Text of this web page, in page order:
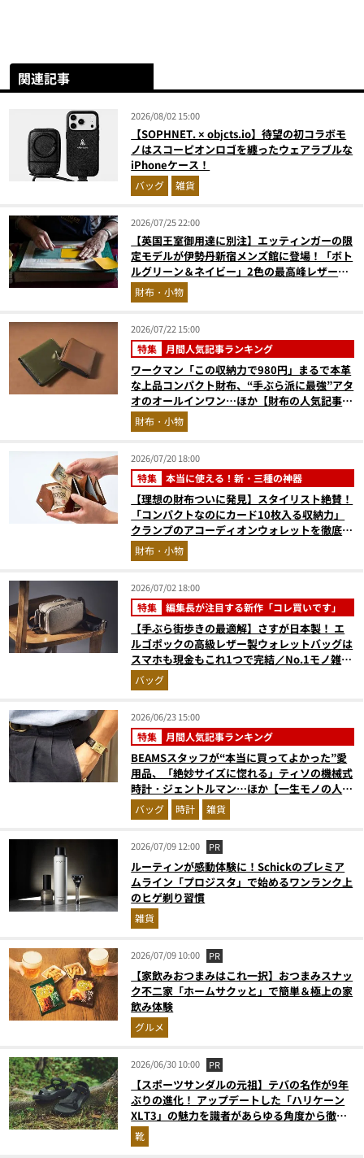
関連記事
2026/08/02 15:00
【SOPHNET. × objcts.io】待望の初コラボモ
ノはスコーピオンロゴを纏ったウェアラブルな
iPhoneケース！
バッグ 雑貨
2026/07/25 22:00
【英国王室御用達に別注】エッティンガーの限
定モデルが伊勢丹新宿メンズ館に登場！「ボト
ルグリーン＆ネイビー」2色の最高峰レザーグ
ッズに注目
財布・小物
2026/07/22 15:00
特集 月間人気記事ランキング
ワークマン「この収納力で980円」まるで本革
な上品コンパクト財布、“手ぶら派に最強”アタ
オのオールインワン…ほか【財布の人気記事ラ
ンキングベスト3】（2026年6月版）
財布・小物
2026/07/20 18:00
特集 本当に使える！新・三種の神器
【理想の財布ついに発見】スタイリスト絶賛！
「コンパクトなのにカード10枚入る収納力」
クランプのアコーディオンウォレットを徹底レ
ビュー。使い込むほどにツヤが出るプエブロレ
ザーも優秀
財布・小物
2026/07/02 18:00
特集 編集長が注目する新作「コレ買いです」
【手ぶら街歩きの最適解】さすが日本製！ エ
ルゴポックの高級レザー製ウォレットバッグは
スマホも現金もこれ1つで完結／No.1モノ雑誌
編集長のお墨付き『コレ買いです』Vol.168
バッグ
2026/06/23 15:00
特集 月間人気記事ランキング
BEAMSスタッフが“本当に買ってよかった”愛
用品、「絶妙サイズに惚れる」ティソの機械式
時計・ジェントルマン…ほか【一生モノの人気
記事ランキングベスト3】（2026年5月版）
バッグ 時計 雑貨
2026/07/09 12:00 PR
ルーティンが感動体験に！Schickのプレミア
ムライン「プロジスタ」で始めるワンランク上
のヒゲ剃り習慣
雑貨
2026/07/09 10:00 PR
【家飲みおつまみはこれ一択】おつまみスナッ
ク不二家「ホームサクッと」で簡単＆極上の家
飲み体験
グルメ
2026/06/30 10:00 PR
【スポーツサンダルの元祖】テバの名作が9年
ぶりの進化！ アップデートした「ハリケーン
XLT3」の魅力を識者があらゆる角度から徹底
解説！
靴